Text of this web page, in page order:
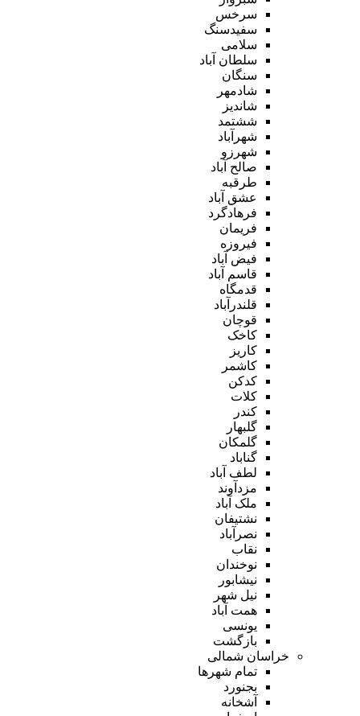
سرخس
سفیدسنگ
سلامی
سلطان آباد
سنگان
شادمهر
شاندیز
ششتمد
شهرآباد
شهرزو
صالح آباد
طرقبه
عشق آباد
فرهادگرد
فریمان
فیروزه
فیض آباد
قاسم آباد
قدمگاه
قلندرآباد
قوچان
کاخک
کاریز
کاشمر
کدکن
کلات
کندر
گلبهار
گلمکان
گناباد
لطف آباد
مزدآوند
ملک آباد
نشتیفان
نصرآباد
نقاب
نوخندان
نیشابور
نیل شهر
همت آباد
یونسی
بازگشت
خراسان شمالی
تمام شهر‌ها
بجنورد
آشخانه